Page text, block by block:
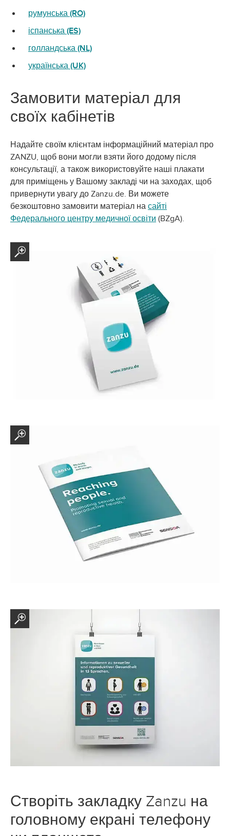
румунська (RO)
іспанська (ES)
голландська (NL)
українська (UK)
Замовити матеріал для
своїх кабінетів
Надайте своїм клієнтам інформаційний матеріал про
ZANZU, щоб вони могли взяти його додому після
консультації, а також використовуйте наші плакати
для приміщень у Вашому закладі чи на заходах, щоб
привернути увагу до Zanzu.de. Ви можете
безкоштовно замовити матеріал на сайті
Федерального центру медичної освіти (BZgA).
Створіть закладку Zanzu на
головному екрані телефону